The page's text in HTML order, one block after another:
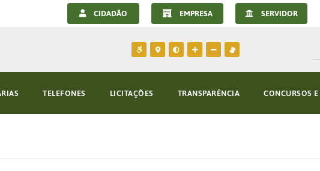
CIDADÃO EMPRESA SERVIDOR
TELEFONES LICITAÇÕES TRANSPARÊNCIA CONCURSOS